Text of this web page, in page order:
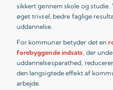
sikkert gennem skole og
øget trivsel, bedre faglige
uddannelse.
For kommuner betyder det en
forebyggende indsats, der
uddannelsesparathed,
den langsigtede effekt af
arbejde.